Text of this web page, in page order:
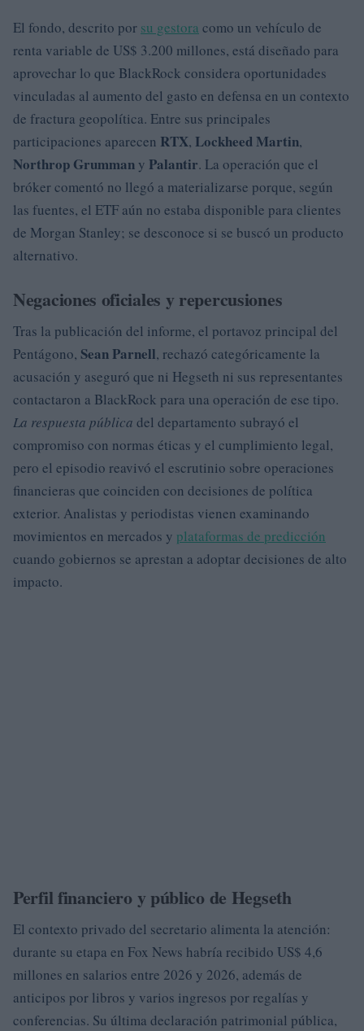
El fondo, descrito por su gestora como un vehículo de
renta variable de US$ 3.200 millones, está diseñado para
aprovechar lo que BlackRock considera oportunidades
vinculadas al aumento del gasto en defensa en un contexto
de fractura geopolítica. Entre sus principales
participaciones aparecen RTX, Lockheed Martin,
Northrop Grumman y Palantir. La operación que el
bróker comentó no llegó a materializarse porque, según
las fuentes, el ETF aún no estaba disponible para clientes
de Morgan Stanley; se desconoce si se buscó un producto
alternativo.
Negaciones oficiales y repercusiones
Tras la publicación del informe, el portavoz principal del
Pentágono, Sean Parnell, rechazó categóricamente la
acusación y aseguró que ni Hegseth ni sus representantes
contactaron a BlackRock para una operación de ese tipo.
La respuesta pública del departamento subrayó el
compromiso con normas éticas y el cumplimiento legal,
pero el episodio reavivó el escrutinio sobre operaciones
financieras que coinciden con decisiones de política
exterior. Analistas y periodistas vienen examinando
movimientos en mercados y plataformas de predicción
cuando gobiernos se aprestan a adoptar decisiones de alto
impacto.
Perfil financiero y público de Hegseth
El contexto privado del secretario alimenta la atención:
durante su etapa en Fox News habría recibido US$ 4,6
millones en salarios entre 2026 y 2026, además de
anticipos por libros y varios ingresos por regalías y
conferencias. Su última declaración patrimonial pública,